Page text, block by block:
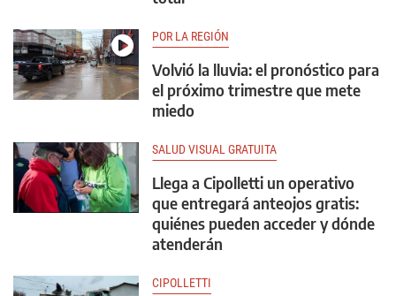
POR LA REGIÓN
Volvió la lluvia: el pronóstico para
el próximo trimestre que mete
miedo
SALUD VISUAL GRATUITA
Llega a Cipolletti un operativo
que entregará anteojos gratis:
quiénes pueden acceder y dónde
atenderán
CIPOLLETTI